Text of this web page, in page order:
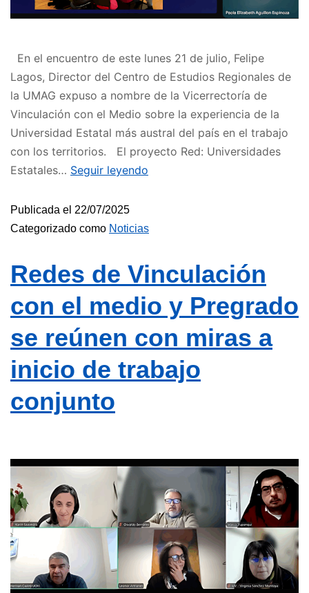
En el encuentro de este lunes 21 de julio, Felipe
Lagos, Director del Centro de Estudios Regionales de
la UMAG expuso a nombre de la Vicerrectoría de
Vinculación con el Medio sobre la experiencia de la
Universidad Estatal más austral del país en el trabajo
con los territorios. El proyecto Red: Universidades
Estatales… Seguir leyendo
Publicada el 22/07/2025
Categorizado como Noticias
Redes de Vinculación
con el medio y Pregrado
se reúnen con miras a
inicio de trabajo
conjunto